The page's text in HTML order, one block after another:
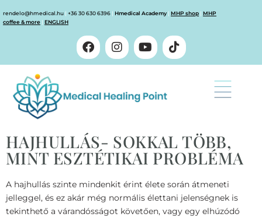
rendelo@hmedical.hu | +36 30 630 6396 | Hmedical Academy | MHP shop | MHP
coffee & more | ENGLISH
HAJHULLÁS- SOKKAL TÖBB,
MINT ESZTÉTIKAI PROBLÉMA
A hajhullás szinte mindenkit érint élete során átmeneti
jelleggel, és ez akár még normális élettani jelenségnek is
tekinthető a várandósságot követően, vagy egy elhúzódó